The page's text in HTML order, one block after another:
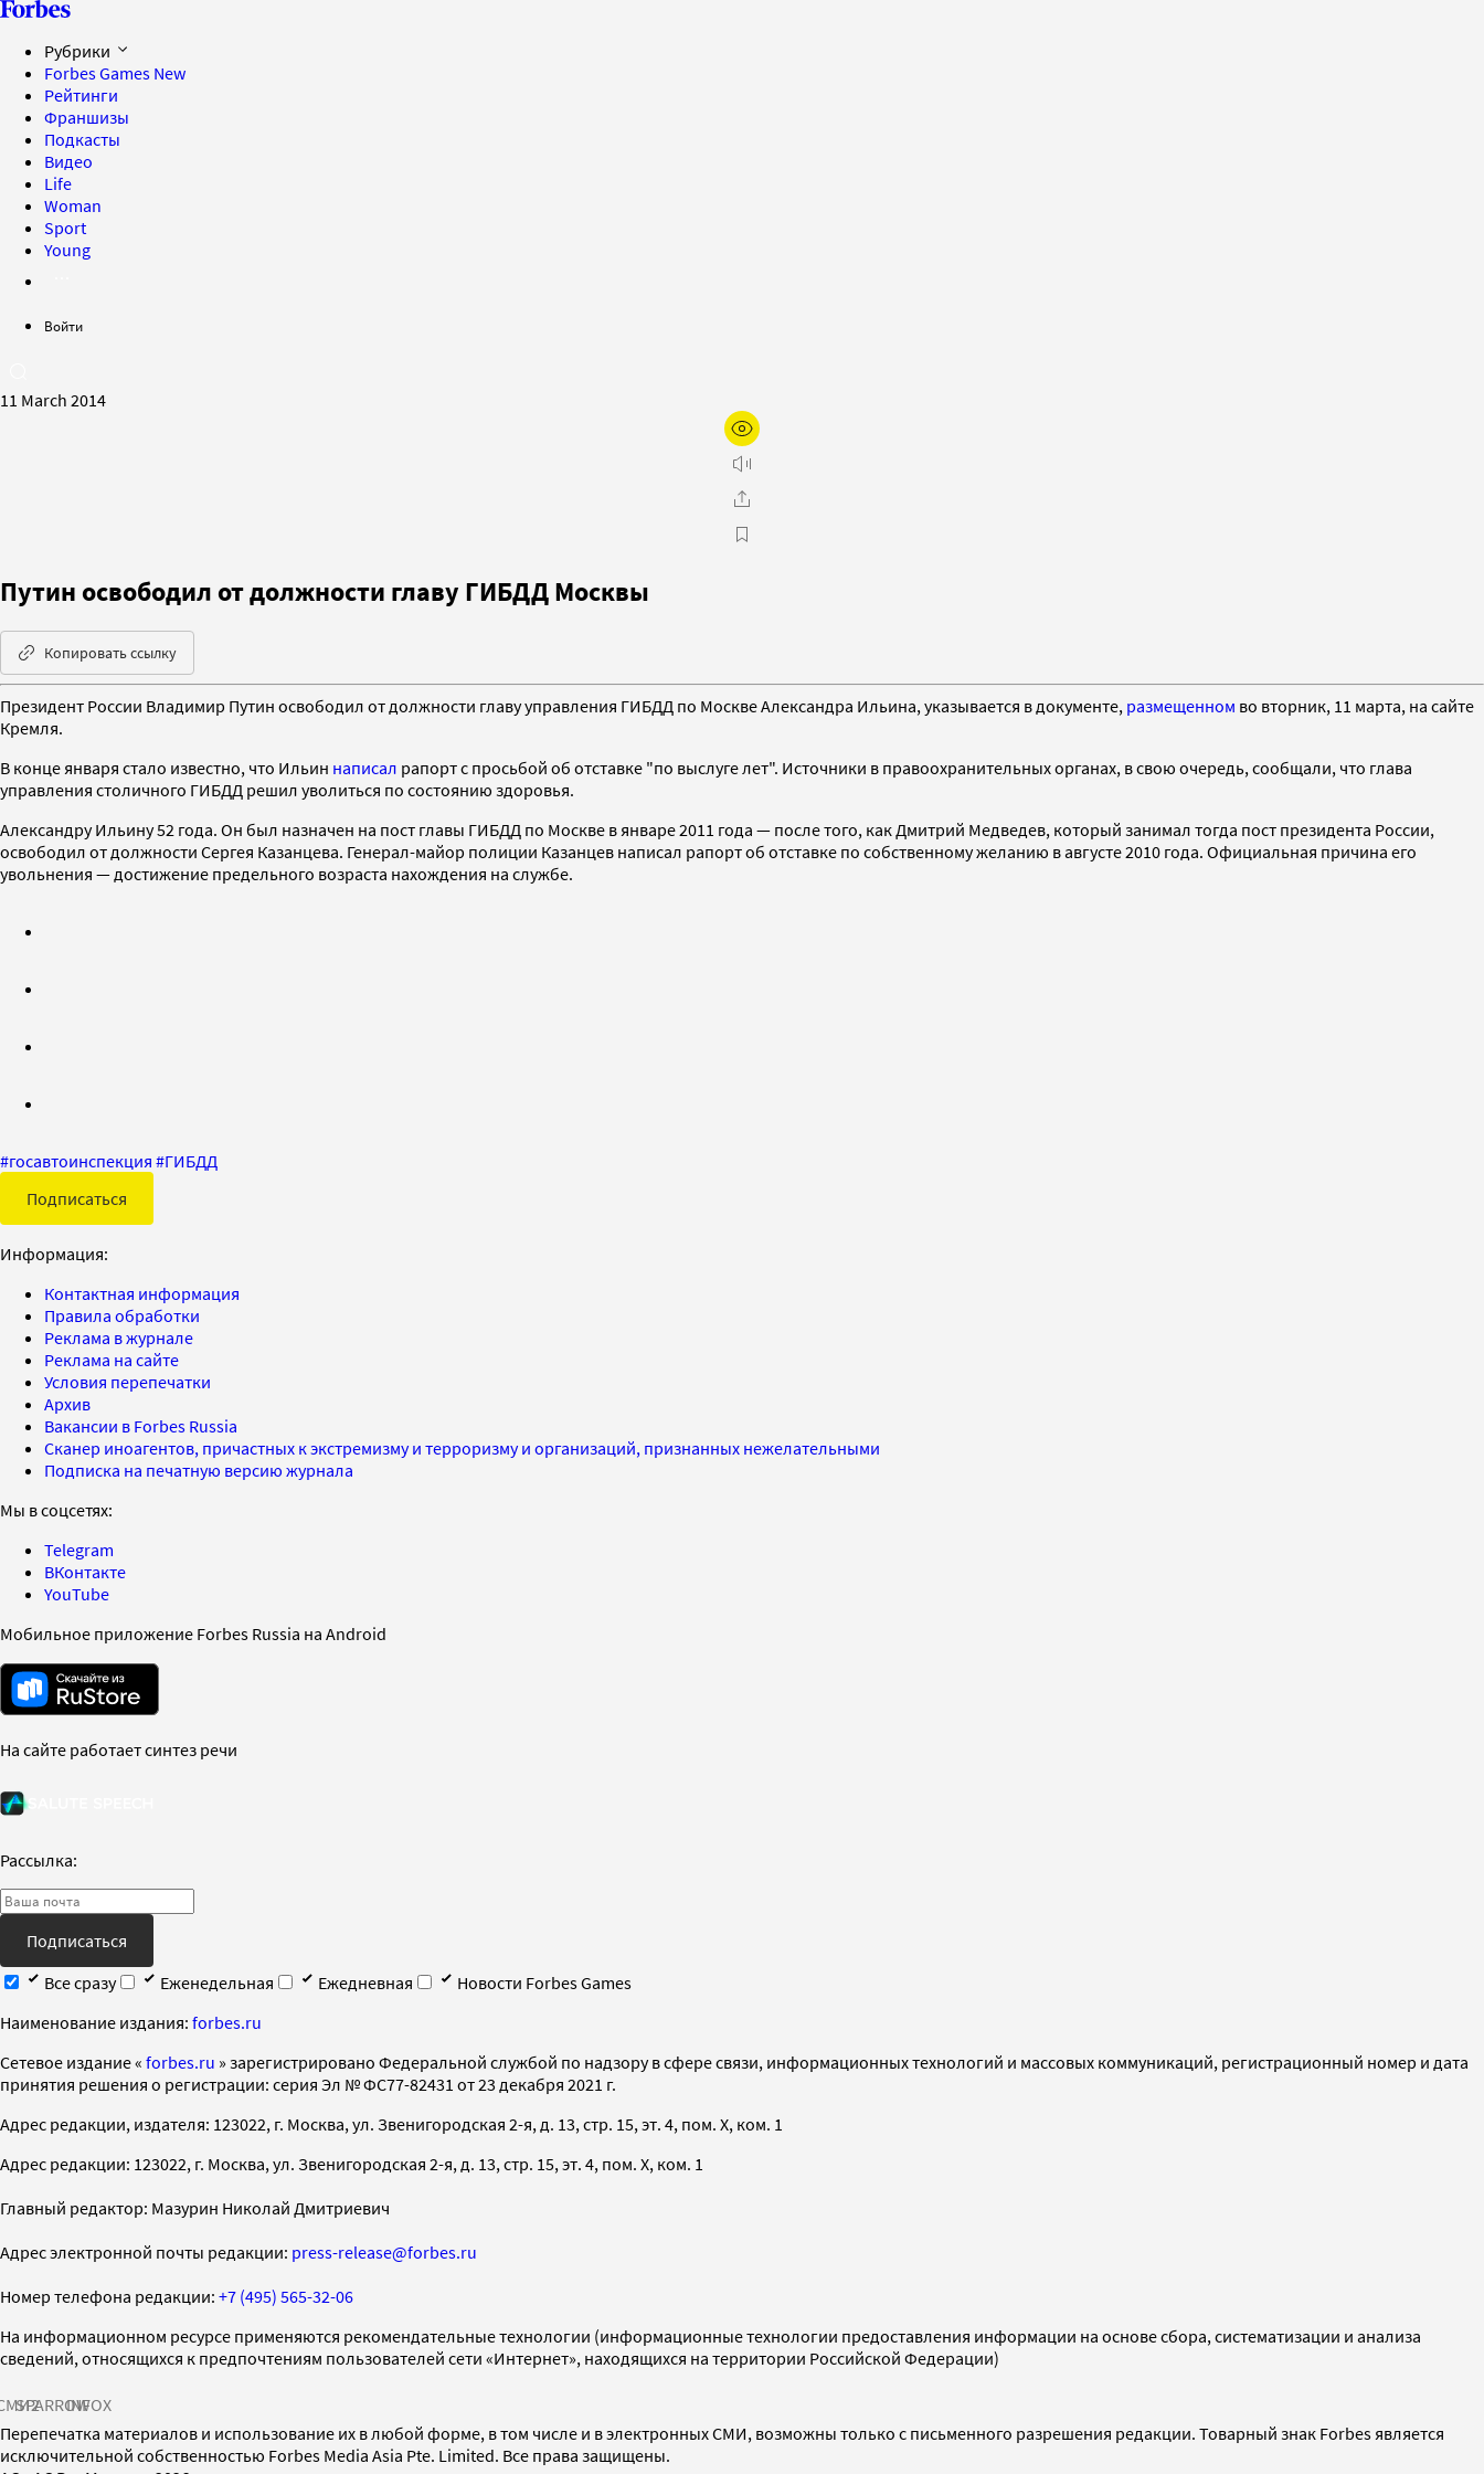
Рубрики
Forbes Games New
Рейтинги
Франшизы
Подкасты
Видео
Life
Woman
Sport
Young
Войти
11 March 2014
Путин освободил от должности главу ГИБДД Москвы
Копировать ссылку
Президент России Владимир Путин освободил от должности главу управления ГИБДД по Москве Александра Ильина, указывается в документе, размещенном во вторник, 11 марта, на сайте
Кремля.
В конце января стало известно, что Ильин написал рапорт с просьбой об отставке "по выслуге лет". Источники в правоохранительных органах, в свою очередь, сообщали, что глава
управления столичного ГИБДД решил уволиться по состоянию здоровья.
Александру Ильину 52 года. Он был назначен на пост главы ГИБДД по Москве в январе 2011 года — после того, как Дмитрий Медведев, который занимал тогда пост президента России,
освободил от должности Сергея Казанцева. Генерал-майор полиции Казанцев написал рапорт об отставке по собственному желанию в августе 2010 года. Официальная причина его
увольнения — достижение предельного возраста нахождения на службе.
#госавтоинспекция #ГИБДД
Подписаться
Информация:
Контактная информация
Правила обработки
Реклама в журнале
Реклама на сайте
Условия перепечатки
Архив
Вакансии в Forbes Russia
Сканер иноагентов, причастных к экстремизму и терроризму и организаций, признанных нежелательными
Подписка на печатную версию журнала
Мы в соцсетях:
Telegram
ВКонтакте
YouTube
Мобильное приложение Forbes Russia на Android
На сайте работает синтез речи
Рассылка:
Подписаться
Все сразу
Еженедельная Ежедневная
Новости Forbes Games
Наименование издания: forbes.ru
Cетевое издание « forbes.ru » зарегистрировано Федеральной службой по надзору в сфере связи, информационных технологий и массовых коммуникаций, регистрационный номер и дата
принятия решения о регистрации: серия Эл № ФС77-82431 от 23 декабря 2021 г.
Адрес редакции, издателя: 123022, г. Москва, ул. Звенигородская 2-я, д. 13, стр. 15, эт. 4, пом. X, ком. 1
Адрес редакции: 123022, г. Москва, ул. Звенигородская 2-я, д. 13, стр. 15, эт. 4, пом. X, ком. 1
Главный редактор: Мазурин Николай Дмитриевич
Адрес электронной почты редакции: press-release@forbes.ru
Номер телефона редакции: +7 (495) 565-32-06
На информационном ресурсе применяются рекомендательные технологии (информационные технологии предоставления информации на основе сбора, систематизации и анализа
сведений, относящихся к предпочтениям пользователей сети «Интернет», находящихся на территории Российской Федерации)
SPARROWINFOX
Перепечатка материалов и использование их в любой форме, в том числе и в электронных СМИ, возможны только с письменного разрешения редакции. Товарный знак Forbes является
исключительной собственностью Forbes Media Asia Pte. Limited. Все права защищены.